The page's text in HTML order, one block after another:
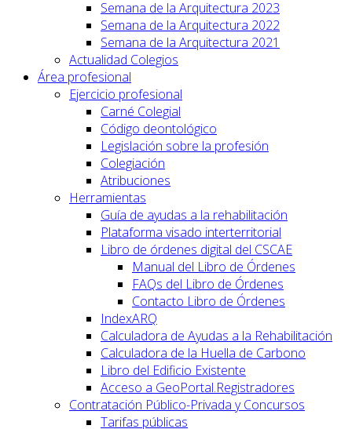
Semana de la Arquitectura 2023
Semana de la Arquitectura 2022
Semana de la Arquitectura 2021
Actualidad Colegios
Área profesional
Ejercicio profesional
Carné Colegial
Código deontológico
Legislación sobre la profesión
Colegiación
Atribuciones
Herramientas
Guía de ayudas a la rehabilitación
Plataforma visado interterritorial
Libro de órdenes digital del CSCAE
Manual del Libro de Órdenes
FAQs del Libro de Órdenes
Contacto Libro de Órdenes
IndexARQ
Calculadora de Ayudas a la Rehabilitación
Calculadora de la Huella de Carbono
Libro del Edificio Existente
Acceso a GeoPortal.Registradores
Contratación Público-Privada y Concursos
Tarifas públicas